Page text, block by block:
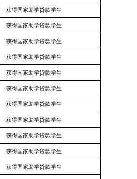
获得国家助学贷款学生
获得国家助学贷款学生
获得国家助学贷款学生
获得国家助学贷款学生
获得国家助学贷款学生
获得国家助学贷款学生
获得国家助学贷款学生
获得国家助学贷款学生
获得国家助学贷款学生
获得国家助学贷款学生
获得国家助学贷款学生